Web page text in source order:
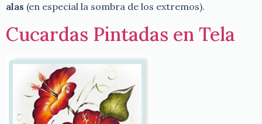
alas (en especial la sombra de los extremos).
Cucardas Pintadas en Tela